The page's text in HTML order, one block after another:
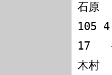
石原
105
17
木村